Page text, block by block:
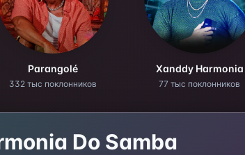
Parangolé
332 тыс поклонников
Xanddy Harmonia
77 тыс поклонников
Do Samba